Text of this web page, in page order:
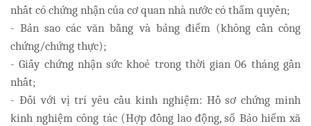
nhất có chứng nhận của cơ quan nhà nước có thẩm quyền;
- Bản sao các văn bằng và bảng điểm (không cần công
chứng/chứng thực);
- Giấy chứng nhận sức khoẻ trong thời gian 06 tháng gần
nhất;
- Đối với vị trí yêu cầu kinh nghiệm: Hồ sơ chứng minh
kinh nghiệm công tác (Hợp đồng lao động, sổ Bảo hiểm xã